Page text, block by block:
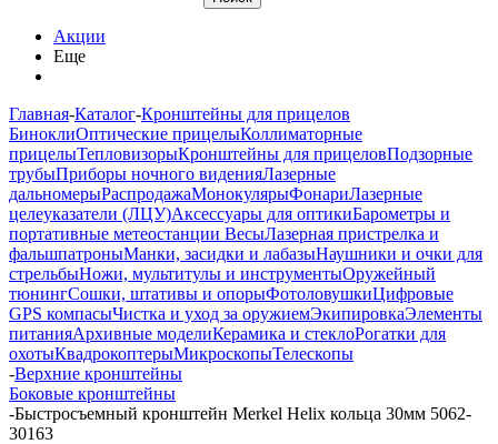
Акции
Еще
Главная-Каталог-Кронштейны для прицелов
БиноклиОптические прицелыКоллиматорные
прицелыТепловизорыКронштейны для прицеловПодзорные
трубыПриборы ночного виденияЛазерные
дальномерыРаспродажаМонокулярыФонариЛазерные
целеуказатели (ЛЦУ)Аксессуары для оптикиБарометры и
портативные метеостанции ВесыЛазерная пристрелка и
фальшпатроныМанки, засидки и лабазыНаушники и очки для
стрельбыНожи, мультитулы и инструментыОружейный
тюнингСошки, штативы и опорыФотоловушкиЦифровые
GPS компасыЧистка и уход за оружиемЭкипировкаЭлементы
питанияАрхивные моделиКерамика и стеклоРогатки для
охотыКвадрокоптерыМикроскопыТелескопы
-Верхние кронштейны
Боковые кронштейны
-Быстросъемный кронштейн Merkel Helix кольца 30мм 5062-
30163